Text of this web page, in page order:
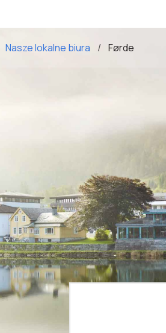
Nasze lokalne biura Førde